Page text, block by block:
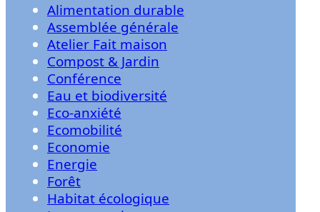
Alimentation durable
Assemblée générale
Atelier Fait maison
Compost & Jardin
Conférence
Eau et biodiversité
Eco-anxiété
Ecomobilité
Economie
Energie
Forêt
Habitat écologique